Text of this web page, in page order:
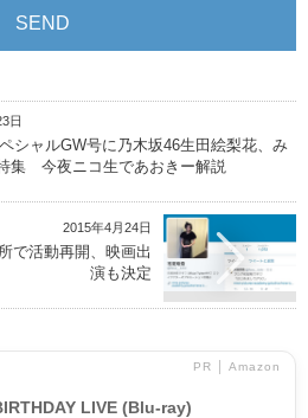
日
シャルGW号に乃木坂46生田絵梨花、み
集 今夜ニコ生であおきー解説
2015年4月24日
で活動再開、映画出
演も決定
PR │ Amazon
LIVE (Blu-ray)